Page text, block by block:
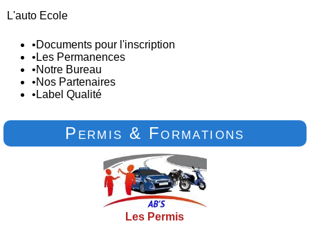
L'auto Ecole
•Documents pour l'inscription
• Les Permanences
•Notre Bureau
•Nos Partenaires
• Label Qualité
Permis & Formations
Les Permis